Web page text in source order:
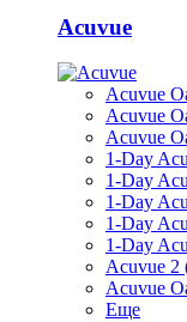
Acuvue
Acuvue
Acuvue
Acuvue
1-Day
1-Day
1-Day
1-Day
1-Day
Acuvue 2
Acuvue
Еще